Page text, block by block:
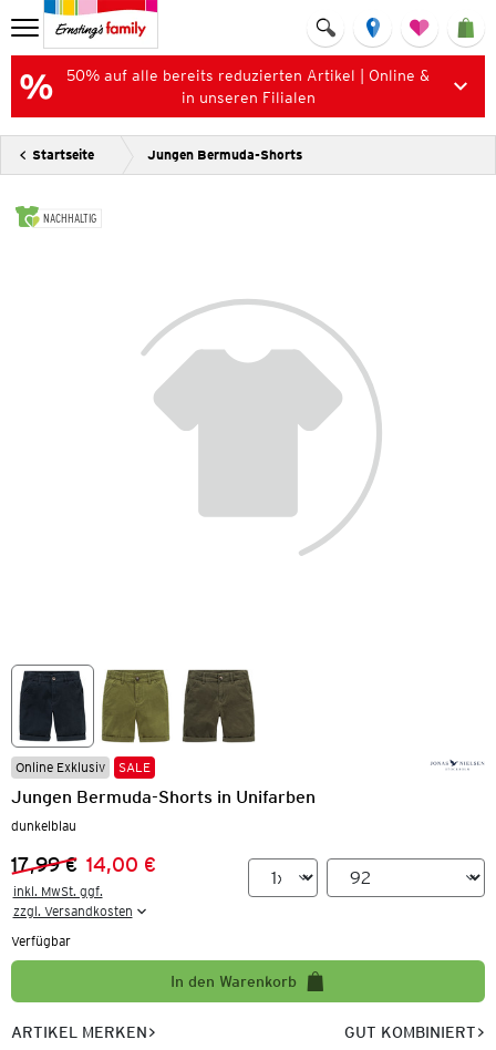
50% auf alle bereits reduzierten Artikel | Online &
in unseren Filialen
Startseite Jungen Bermuda-Shorts
NACHHALTIG
Online Exklusiv SALE
Jungen Bermuda-Shorts in Unifarben
dunkelblau
Vorheriger Preis:
17,99 €
Neuer Preis:
14,00 €
inkl. MwSt. ggf.
zzgl. Versandkosten
Verfügbar
In den Warenkorb
ARTIKEL MERKEN GUT KOMBINIERT